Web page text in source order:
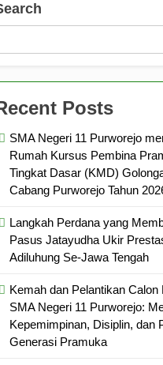
Posts
SMA Negeri 11 Purworejo
Rumah Kursus Pembina
Tingkat Dasar (KMD)
Cabang Purworejo Tahun
Langkah Perdana yang
Pasus Jatayudha Ukir
Adiluhung Se-Jawa Tengah
Kemah dan Pelantikan Calon
SMA Negeri 11 Purworejo:
Kepemimpinan, Disiplin, dan
Generasi Pramuka